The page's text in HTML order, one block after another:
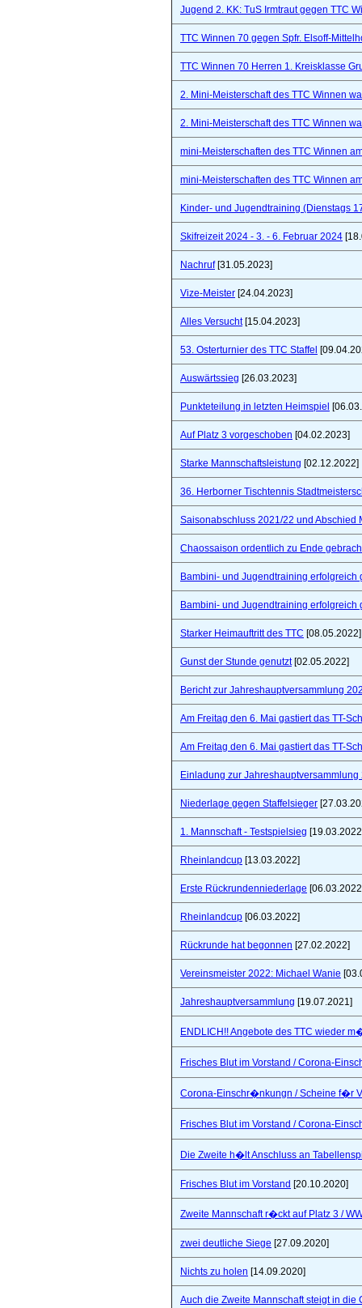
Jugend 2. KK: TuS Irmtraut gegen TTC
TTC Winnen 70 gegen Spfr. Elsoff-
TTC Winnen 70 Herren 1. Kreisklasse
2. Mini-Meisterschaft des TTC Winnen
2. Mini-Meisterschaft des TTC Winnen
mini-Meisterschaften des TTC Winnen
mini-Meisterschaften des TTC Winnen
Kinder- und Jugendtraining (Dienstags
Skifreizeit 2024 - 3. - 6. Februar 2024
Nachruf[31.05.2023]
Vize-Meister [24.04.2023]
Alles Versucht[15.04.2023]
53. Osterturnier des TTC Staffel
Auswärtssieg [26.03.2023]
Punkteteilung in letzten Heimspiel
Auf Platz 3 vorgeschoben [04.02.2023]
Starke Mannschaftsleistung [02.12.2022]
36. Herborner Tischtennis
Saisonabschluss 2021/22 und Abschied
Chaossaison ordentlich zu Ende
Bambini- und Jugendtraining erfolgreich
Bambini- und Jugendtraining erfolgreich
Starker Heimauftritt des TTC [08.05.2022]
Gunst der Stunde genutzt[02.05.2022]
Bericht zur Jahreshauptversammlung
Am Freitag den 6. Mai gastiert das TT-
Am Freitag den 6. Mai gastiert das TT-
Einladung zur Jahreshauptversammlung
Niederlage gegen Staffelsieger
1. Mannschaft - Testspielsieg
Rheinlandcup [13.03.2022]
Erste Rückrundenniederlage
Rheinlandcup [06.03.2022]
Rückrunde hat begonnen [27.02.2022]
Vereinsmeister 2022: Michael Wanie
Jahreshauptversammlung [19.07.2021]
ENDLICH!! Angebote des TTC wieder
Frisches Blut im Vorstand / Corona-
Corona-Einschr�nkungn / Scheine f�r
Frisches Blut im Vorstand / Corona-
Die Zweite h�lt Anschluss an
Frisches Blut im Vorstand [20.10.2020]
Zweite Mannschaft r�ckt auf Platz 3 /
zwei deutliche Siege [27.09.2020]
Nichts zu holen [14.09.2020]
Auch die Zweite Mannschaft steigt in die